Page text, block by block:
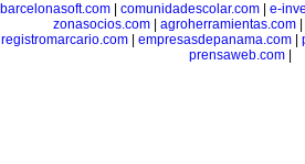
barcelonasoft.com
comunidadescolar.com
e-
zonasocios.com
agroherramientas.com
registromarcario.com| empresasdepanama.com|
prensaweb.com|